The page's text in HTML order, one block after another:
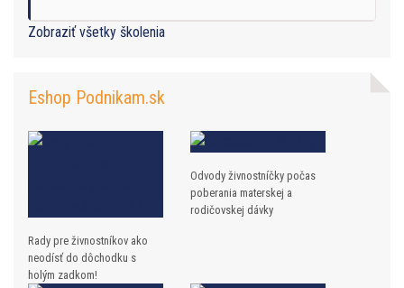
Zobraziť všetky školenia
Eshop Podnikam.sk
Rady pre živnostníkov ako
neodísť do dôchodku s
holým zadkom!
Odvody živnostníčky počas
poberania materskej a
rodičovskej dávky